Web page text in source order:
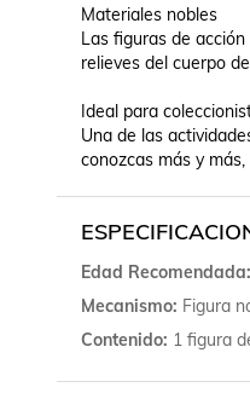
Materiales nobles
Las figuras de
relieves del cuerpo
Ideal para
Una de las
Edad Recomendada
Mecanismo Figura
Contenido 1 figura